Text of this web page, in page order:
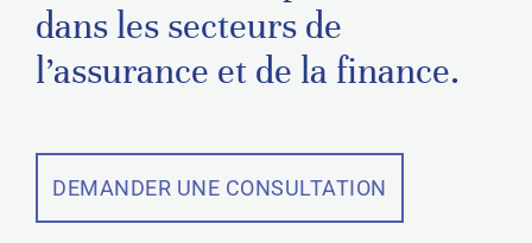
dans les secteurs de
l’assurance et de la finance.
DEMANDER UNE CONSULTATION